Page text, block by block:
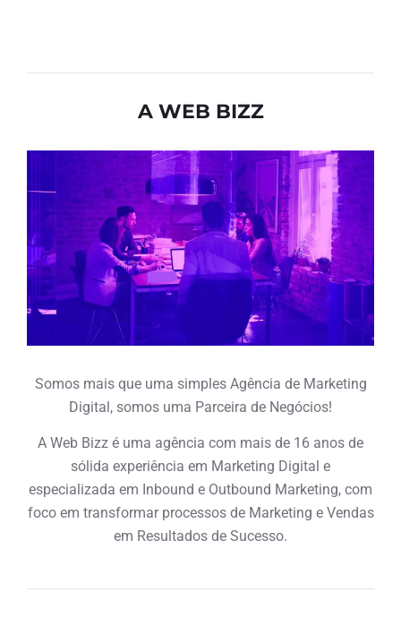
A WEB BIZZ
Somos mais que uma simples Agência de Marketing
Digital, somos uma Parceira de Negócios!
A Web Bizz é uma agência com mais de 16 anos de
sólida experiência em Marketing Digital e
especializada em Inbound e Outbound Marketing, com
foco em transformar processos de Marketing e Vendas
em Resultados de Sucesso.